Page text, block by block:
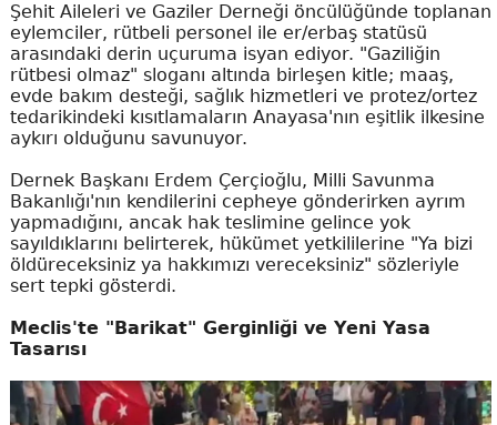
Şehit Aileleri ve Gaziler Derneği öncülüğünde toplanan
eylemciler, rütbeli personel ile er/erbaş statüsü
arasındaki derin uçuruma isyan ediyor. "Gaziliğin
rütbesi olmaz" sloganı altında birleşen kitle; maaş,
evde bakım desteği, sağlık hizmetleri ve protez/ortez
tedarikindeki kısıtlamaların Anayasa'nın eşitlik ilkesine
aykırı olduğunu savunuyor.
Dernek Başkanı Erdem Çerçioğlu, Milli Savunma
Bakanlığı'nın kendilerini cepheye gönderirken ayrım
yapmadığını, ancak hak teslimine gelince yok
sayıldıklarını belirterek, hükümet yetkililerine "Ya bizi
öldüreceksiniz ya hakkımızı vereceksiniz" sözleriyle
sert tepki gösterdi.
Meclis'te "Barikat" Gerginliği ve Yeni Yasa
Tasarısı